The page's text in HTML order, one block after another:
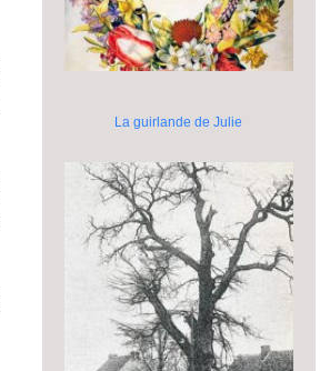
La guirlande de Julie